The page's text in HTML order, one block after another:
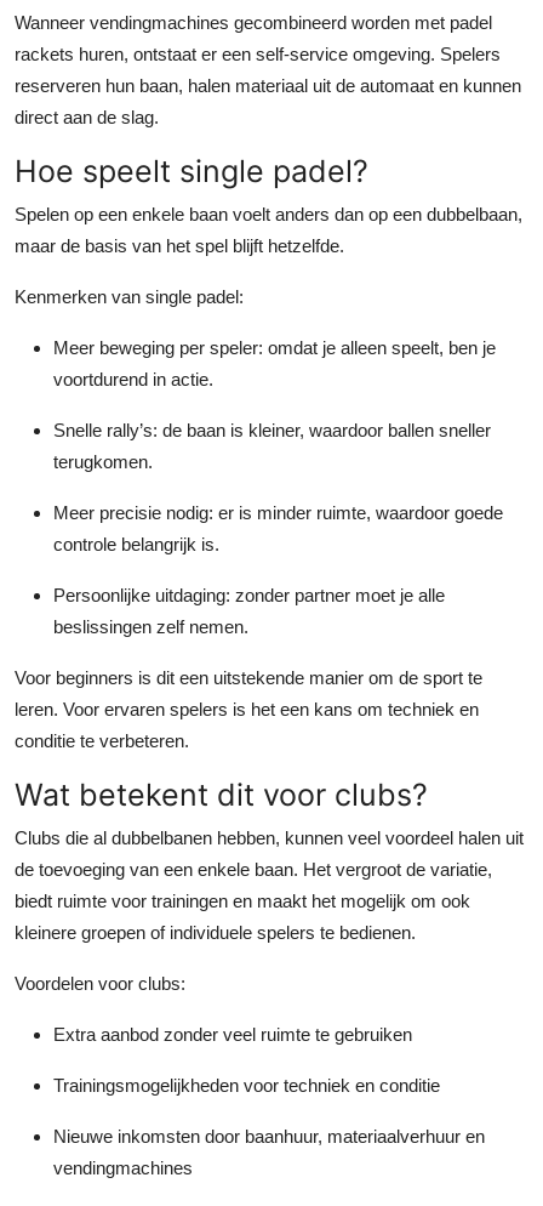
Wanneer vendingmachines gecombineerd worden met padel
rackets huren, ontstaat er een self-service omgeving. Spelers
reserveren hun baan, halen materiaal uit de automaat en kunnen
direct aan de slag.
Hoe speelt single padel?
Spelen op een enkele baan voelt anders dan op een dubbelbaan,
maar de basis van het spel blijft hetzelfde.
Kenmerken van single padel:
Meer beweging per speler: omdat je alleen speelt, ben je
voortdurend in actie.
Snelle rally’s: de baan is kleiner, waardoor ballen sneller
terugkomen.
Meer precisie nodig: er is minder ruimte, waardoor goede
controle belangrijk is.
Persoonlijke uitdaging: zonder partner moet je alle
beslissingen zelf nemen.
Voor beginners is dit een uitstekende manier om de sport te
leren. Voor ervaren spelers is het een kans om techniek en
conditie te verbeteren.
Wat betekent dit voor clubs?
Clubs die al dubbelbanen hebben, kunnen veel voordeel halen uit
de toevoeging van een enkele baan. Het vergroot de variatie,
biedt ruimte voor trainingen en maakt het mogelijk om ook
kleinere groepen of individuele spelers te bedienen.
Voordelen voor clubs:
Extra aanbod zonder veel ruimte te gebruiken
Trainingsmogelijkheden voor techniek en conditie
Nieuwe inkomsten door baanhuur, materiaalverhuur en
vendingmachines